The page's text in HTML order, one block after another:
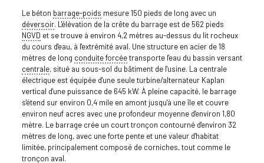
Le béton barrage-poids mesure 150 pieds de long avec un
déversoir. L'élévation de la crête du barrage est de 562 pieds
NGVD et se trouve à environ 4,2 mètres au-dessus du lit rocheux
du cours d'eau, à l'extrémité aval. Une structure en acier de 18
mètres de long conduite forcéetransporte l'eau du bassin versant
centrale, situé au sous-sol du bâtiment de l'usine. La centrale
électrique est équipée d'une seule turbine/alternateur Kaplan
vertical d'une puissance de 645 kW. À pleine capacité, le barrage
s'étend sur environ 0,4 mile en amont jusqu'à une île et couvre
environ neuf acres avec une profondeur moyenne d'environ 1,80
mètre. Le barrage crée un court tronçon contourné d'environ 32
mètres de long, avec une forte pente et une valeur d'habitat
limitée, principalement composé de corniches, tout comme le
tronçon aval.